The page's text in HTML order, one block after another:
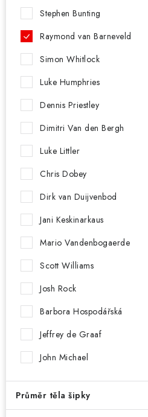
Stephen Bunting
Raymond van Barneveld
Simon Whitlock
Luke Humphries
Dennis Priestley
Dimitri Van den Bergh
Luke Littler
Chris Dobey
Dirk van Duijvenbod
Jani Keskinarkaus
Mario Vandenbogaerde
Scott Williams
Josh Rock
Barbora Hospodářská
Jeffrey de Graaf
John Michael
Průměr těla šipky